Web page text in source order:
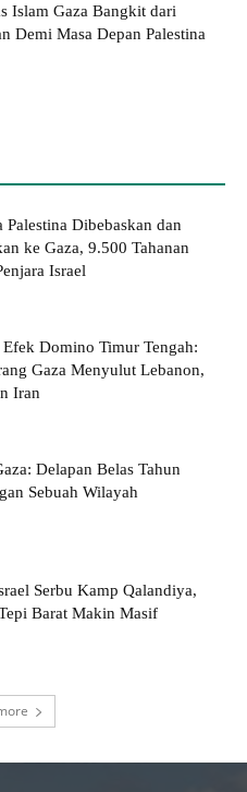
Islam Gaza Bangkit dari
Demi Masa Depan Palestina
Palestina Dibebaskan dan
ke Gaza, 9.500 Tahanan
Israel
Domino Timur Tengah:
Gaza Menyulut Lebanon,
Iran
Delapan Belas Tahun
Sebuah Wilayah
Serbu Kamp Qalandiya,
Barat Makin Masif